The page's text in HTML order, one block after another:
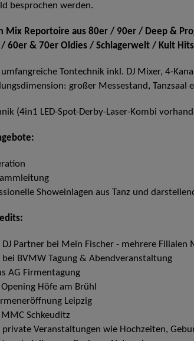
besprochen werden.
Mix Reportoire aus 80er / 90er / Deep &
/ 60er & 70er Oldies / Schlagerwelt / Kult
umfangreiche Tontechnik inkl. DJ Mixer, 4-
großer Messestand, Tanzsaal
(4in1 LED-Spot-Derby-Laser-Kombi
Showeinlagen aus Tanz und
DJ Partner bei Mein Fischer - mehrere Filialen
bei BVMW Tagung & Abendveranstaltung
AG Firmentagung
Höfe am Brühl
Leipzig
MMC Schkeuditz
private Veranstaltungen wie Hochzeiten,